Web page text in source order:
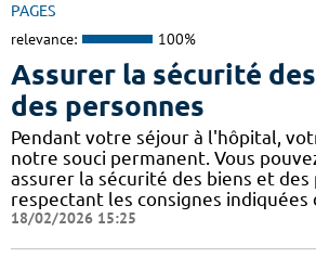
PAGES
relevance: 100%
Assurer la sécurité
des personnes
Pendant votre séjour à l'hôpital,
notre souci permanent. Vous
assurer la sécurité des biens et des
respectant les consignes indiquées
18/02/2026 15:25